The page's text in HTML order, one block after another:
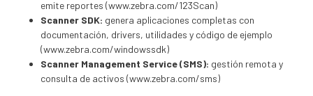
emite reportes (www.zebra.com/123Scan)
Scanner SDK: genera aplicaciones completas con
documentación, drivers, utilidades y código de ejemplo
(www.zebra.com/windowssdk)
Scanner Management Service (SMS): gestión remota y
consulta de activos (www.zebra.com/sms)